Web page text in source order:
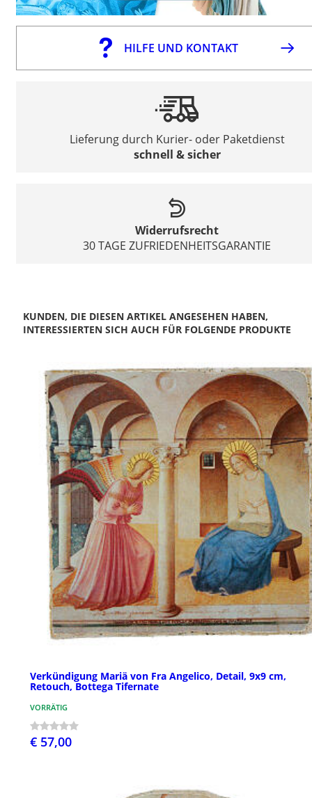
HILFE UND KONTAKT
Lieferung durch Kurier- oder Paketdienst
schnell & sicher
Widerrufsrecht
30 TAGE ZUFRIEDENHEITSGARANTIE
KUNDEN, DIE DIESEN ARTIKEL ANGESEHEN HABEN,
INTERESSIERTEN SICH AUCH FÜR FOLGENDE PRODUKTE
Verkündigung Mariä von Fra Angelico, Detail, 9x9 cm,
Retouch, Bottega Tifernate
VORRÄTIG
€ 57,00